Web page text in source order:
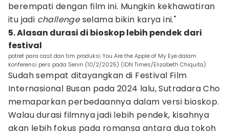
berempati dengan film ini. Mungkin kekhawatiran
itu jadi challengeselama bikin karya ini."
5. Alasan durasi di bioskop lebih pendek dari
festival
potret para cast dan tim produksi You Are the Apple of My Eye dalam
konferensi pers pada Senin (10/2/2025) (IDN Times/Elizabeth Chiquita)
Sudah sempat ditayangkan di Festival Film
Internasional Busan pada 2024 lalu, Sutradara Cho
memaparkan perbedaannya dalam versi bioskop.
Walau durasi filmnya jadi lebih pendek, kisahnya
akan lebih fokus pada romansa antara dua tokoh